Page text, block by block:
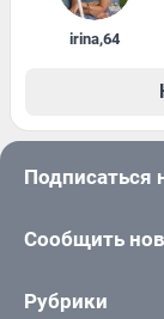
irina,64
Подписаться
Сообщить
Рубрики